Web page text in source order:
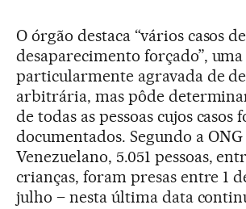
O órgão destaca “vários casos de
desaparecimento forçado”,
particularmente agravada de
arbitrária, mas pôde
de todas as pessoas cujos casos
documentados. Segundo a
Venezuelano, 5.051 pessoas,
crianças, foram presas entre 1
julho – nesta última data